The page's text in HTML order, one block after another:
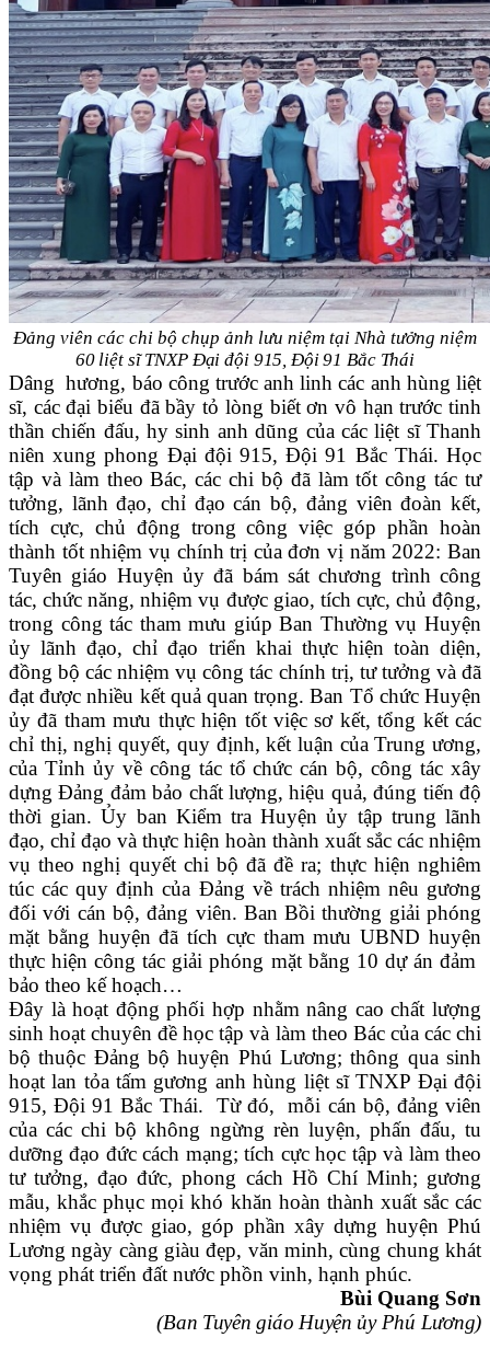
Đảng viên các chi bộ chụp ảnh lưu niệm tại Nhà tưởng niệm
60 liệt sĩ TNXPĐại đội 915, Đội 91 Bắc Thái
Dâng hương, báo công trước anh linh các anh hùng liệt
sĩ, các đại biểu đã bầy tỏ lòng biết ơn vô hạn trước tinh
thần chiến đấu, hy sinh anh dũng của các liệt sĩ Thanh
niên xung phong Đại đội 915, Đội 91 Bắc Thái. Học
tập và làm theo Bác, các chi bộ đã làm tốt công tác tư
tưởng, lãnh đạo, chỉ đạo cán bộ, đảng viên đoàn kết,
tích cực, chủ động trong công việc góp phần hoàn
thành tốt nhiệm vụ chính trị của đơn vị năm 2022: Ban
Tuyên giáo Huyện ủy đã bám sát chương trình công
tác, chức năng, nhiệm vụ được giao, tích cực, chủ động,
trong công tác tham mưu giúp Ban Thường vụ Huyện
ủy lãnh đạo, chỉ đạo triển khai thực hiện toàn diện,
đồng bộ các nhiệm vụ công tác chính trị, tư tưởng và đã
đạt được nhiều kết quả quan trọng. Ban Tổ chức Huyện
ủy đã tham mưu thực hiện tốt việc sơ kết, tổng kết các
chỉ thị, nghị quyết, quy định, kết luận của Trung ương,
của Tỉnh ủy về công tác tổ chức cán bộ, công tác xây
dựng Đảng đảm bảo chất lượng, hiệu quả, đúng tiến độ
thời gian. Ủy ban Kiểm tra Huyện ủy tập trung lãnh
đạo, chỉ đạo và thực hiện hoàn thành xuất sắc các nhiệm
vụ theo nghị quyết chi bộ đã đề ra; thực hiện nghiêm
túc các quy định của Đảng về trách nhiệm nêu gương
đối với cán bộ, đảng viên. Ban Bồi thường giải phóng
mặt bằng huyện đã tích cực tham mưu UBND huyện
thực hiện công tác giải phóng mặt bằng 10 dự án đảm
bảo theo kế hoạch…
Đây là hoạt động phối hợp nhằm nâng cao chất lượng
sinh hoạt chuyên đề học tập và làm theo Bác của các chi
bộ thuộc Đảng bộ huyện Phú Lương; thông qua sinh
hoạt lan tỏa tấm gương anh hùng liệt sĩ TNXP Đại đội
915, Đội 91 Bắc Thái. Từ đó,
mỗi cán bộ, đảng viên
của các chi bộ không ngừng rèn luyện, phấn đấu, tu
dưỡng đạo đức cách mạng; tích cực học tập và làm theo
tư tưởng, đạo đức, phong cách Hồ Chí Minh; gương
mẫu, khắc phục mọi khó khăn hoàn thành xuất sắc các
nhiệm vụ được giao, góp phần xây dựng huyện Phú
Lương ngày càng giàu đẹp, văn minh, cùng chung khát
vọng phát triển đất nước phồn vinh, hạnh phúc.
Bùi Quang Sơn
(Ban Tuyên giáo Huyện ủy Phú Lương)